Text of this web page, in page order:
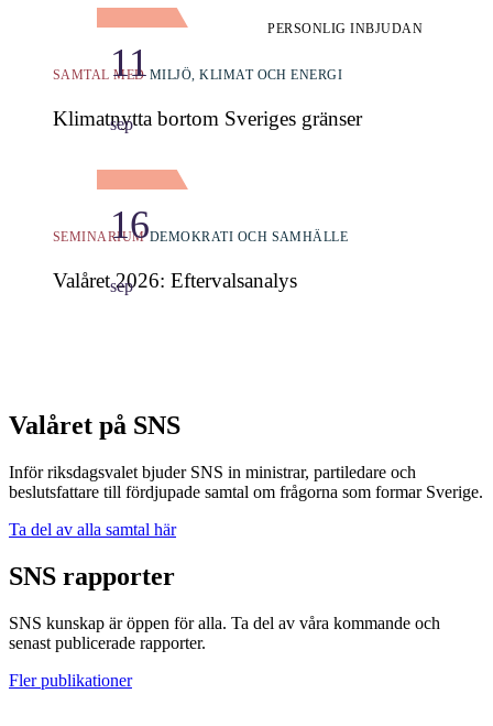
11
sep
PERSONLIG INBJUDAN
SAMTAL MED MILJÖ, KLIMAT OCH ENERGI
Klimatnytta bortom Sveriges gränser
16
sep
SEMINARIUM DEMOKRATI OCH SAMHÄLLE
Valåret 2026: Eftervalsanalys
Valåret på SNS
Inför riksdagsvalet bjuder SNS in ministrar, partiledare och
beslutsfattare till fördjupade samtal om frågorna som formar Sverige.
Ta del av alla samtal här
SNS rapporter
SNS kunskap är öppen för alla. Ta del av våra kommande och
senast publicerade rapporter.
Fler publikationer